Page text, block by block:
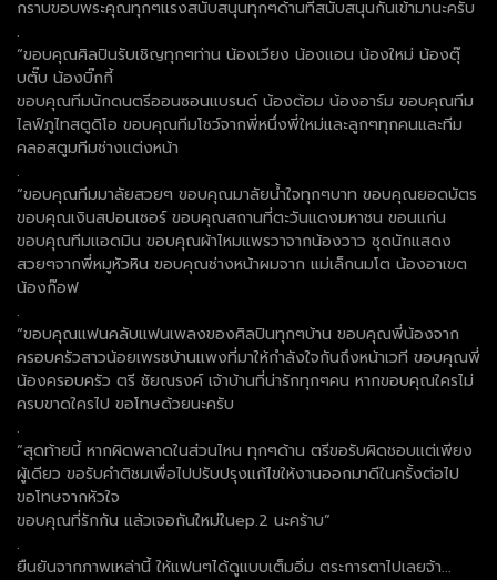
กราบขอบพระคุณทุกๆแรงสนับสนุนทุกๆด้านที่สนับสนุนกันเข้ามานะครับ
.
“ขอบคุณศิลปินรับเชิญทุกๆท่าน น้องเวียง น้องแอน น้องใหม่ น้องตุ๊
บตั๊บ น้องบิ๊กกี้
ขอบคุณทีมนักดนตรีออนซอนแบรนด์ น้องต้อม น้องอาร์ม ขอบคุณทีม
ไลฟ์ภูไทสตูดิโอ ขอบคุณทีมโชว์จากพี่หนึ่งพี่ใหม่และลูกๆทุกคนและทีม
คลอสตูมทีมช่างแต่งหน้า
.
“ขอบคุณทีมมาลัยสวยๆ ขอบคุณมาลัยน้ำใจทุกๆบาท ขอบคุณยอดบัตร
ขอบคุณเงินสปอนเซอร์ ขอบคุณสถานที่ตะวันแดงมหาชน ขอนแก่น
ขอบคุณทีมแอดมิน ขอบคุณผ้าไหมแพรวาจากน้องวาว ชุดนักแสดง
สวยๆจากพี่หมูหัวหิน ขอบคุณช่างหน้าผมจาก แม่เล็กนมโต น้องอาเขต
น้องก๊อฟ
.
“ขอบคุณแฟนคลับแฟนเพลงของศิลปินทุกๆบ้าน ขอบคุณพี่น้องจาก
ครอบครัวสาวน้อยเพรชบ้านแพงที่มาให้กำลังใจกันถึงหน้าเวที ขอบคุณพี่
น้องครอบครัว ตรี ชัยณรงค์ เจ้าบ้านที่น่ารักทุกๆคน หากขอบคุณใครไม่
ครบขาดใครไป ขอโทษด้วยนะครับ
.
“สุดท้ายนี้ หากผิดพลาดในส่วนไหน ทุกๆด้าน ตรีขอรับผิดชอบแต่เพียง
ผู้เดียว ขอรับคำติชมเพื่อไปปรับปรุงแก้ไขให้งานออกมาดีในครั้งต่อไป
ขอโทษจากหัวใจ
ขอบคุณที่รักกัน แล้วเจอกันใหม่ในep.2 นะคร้าบ”
.
ยืนยันจากภาพเหล่านี้ ให้แฟนๆได้ดูแบบเต็มอิ่ม ตระการตาไปเลยจ้า...